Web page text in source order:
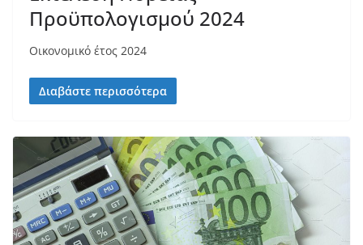
Προϋπολογισμού 2024
Οικονομικό έτος 2024
Διαβάστε περισσότερα